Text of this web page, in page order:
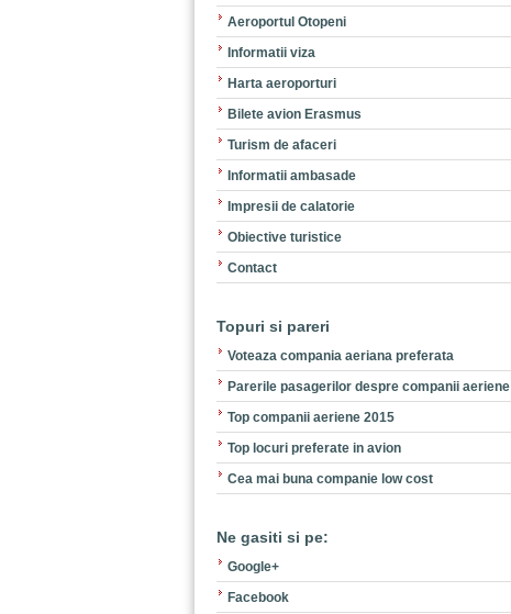
Aeroportul Otopeni
Informatii viza
Harta aeroporturi
Bilete avion Erasmus
Turism de afaceri
Informatii ambasade
Impresii de calatorie
Obiective turistice
Contact
Topuri si pareri
Voteaza compania aeriana preferata
Parerile pasagerilor despre companii aeriene
Top companii aeriene 2015
Top locuri preferate in avion
Cea mai buna companie low cost
Ne gasiti si pe:
Google+
Facebook